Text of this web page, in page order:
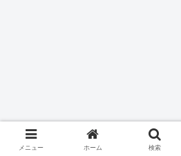
メニュー ホーム 検索